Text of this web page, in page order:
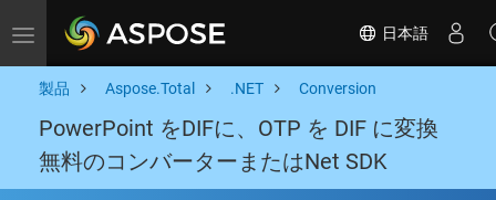
Toggle navigation 日本語
製品 Aspose.Total .NET Conversion
PowerPoint をDIFに、OTP を DIF に変換
無料のコンバーターまたはNet SDK